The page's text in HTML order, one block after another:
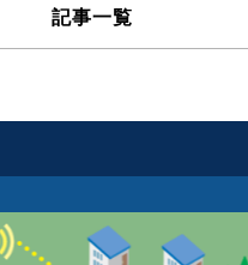
記事一覧